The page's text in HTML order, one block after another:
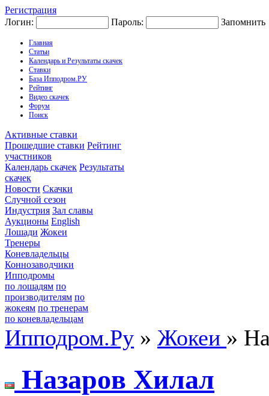
Регистрация
Логин:
Пароль: Запомнить
Главная
Статьи
Календарь и Результаты скачек
Ставки
База Ипподром.РУ
Рейтинг
Видео скачек
Форум
Поиск
Активные ставки
Прошедшие ставки Рейтинг
участников
Календарь скачек Результаты
скачек
Новости Скачки
Случной сезон
Индустрия Зал славы
Аукционы English
Лошади Жокеи
Тренеры
Коневладельцы
Коннозаводчики
Ипподромы
по лошадям по
производителям по
жокеям по тренерам
по коневладельцам
Ипподром.Ру » Жокеи »
Нaзapoв Xилaл